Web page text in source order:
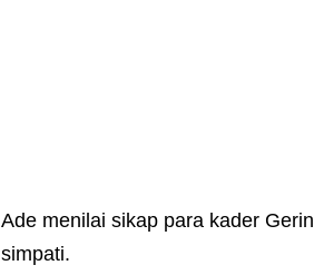
Ade menilai sikap para kader
simpati.